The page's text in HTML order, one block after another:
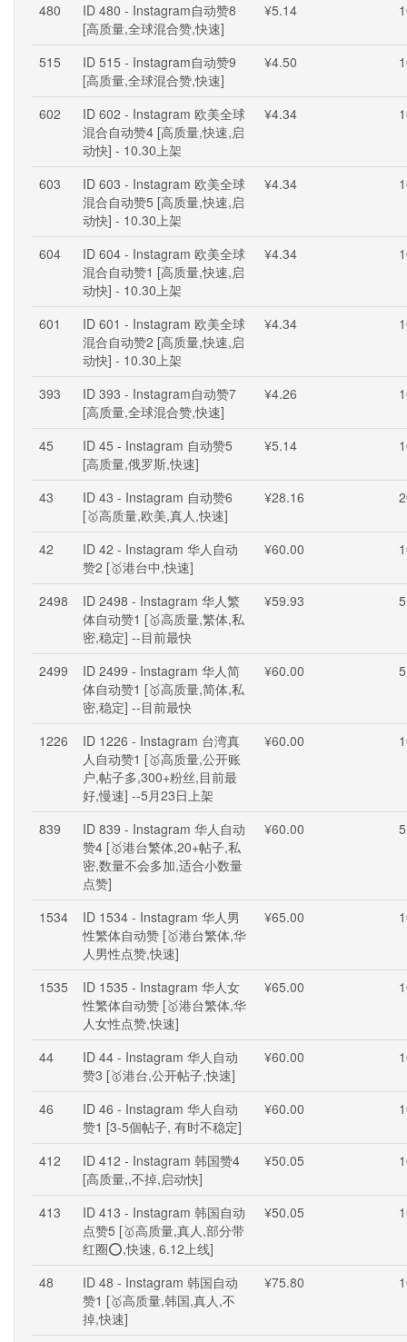
480
ID 480 - Instagram自动赞8
[高质量,全球混合赞,快速]
¥5.14
515
ID 515 - Instagram自动赞9
[高质量,全球混合赞,快速]
¥4.50
602
ID 602 - Instagram 欧美全球
混合自动赞4 [高质量,快速,启
动快] - 10.30上架
¥4.34
603
ID 603 - Instagram 欧美全球
混合自动赞5 [高质量,快速,启
动快] - 10.30上架
¥4.34
604
ID 604 - Instagram 欧美全球
混合自动赞1 [高质量,快速,启
动快] - 10.30上架
¥4.34
601
ID 601 - Instagram 欧美全球
混合自动赞2 [高质量,快速,启
动快] - 10.30上架
¥4.34
393
ID 393 - Instagram自动赞7
[高质量,全球混合赞,快速]
¥4.26
45
ID 45 - Instagram 自动赞5
[高质量,俄罗斯,快速]
¥5.14
43
ID 43 - Instagram 自动赞6
[🥇高质量,欧美,真人,快速]
¥28.16
42
ID 42 - Instagram 华人自动
赞2 [🥇港台中,快速]
¥60.00
2498
ID 2498 - Instagram 华人繁
体自动赞1 [🥇高质量,繁体,私
密,稳定] --目前最快
¥59.93 5
2499
ID 2499 - Instagram 华人简
体自动赞1 [🥇高质量,简体,私
密,稳定] --目前最快
¥60.00 5
1226
ID 1226 - Instagram 台湾真
人自动赞1 [🥇高质量,公开账
户,帖子多,300+粉丝,目前最
好,慢速] --5月23日上架
¥60.00
839
ID 839 - Instagram 华人自动
赞4 [🥇港台繁体,20+帖子,私
密,数量不会多加,适合小数量
点赞]
¥60.00 5
1534
ID 1534 - Instagram 华人男
性繁体自动赞 [🥇港台繁体,华
人男性点赞,快速]
¥65.00
1535
ID 1535 - Instagram 华人女
性繁体自动赞 [🥇港台繁体,华
人女性点赞,快速]
¥65.00
44
ID 44 - Instagram 华人自动
赞3 [🥇港台,公开帖子,快速]
¥60.00
46
ID 46 - Instagram 华人自动
赞1 [3-5個帖子, 有时不稳定]
¥60.00
412
ID 412 - Instagram 韩国赞4
[高质量,,不掉,启动快]
¥50.05
413
ID 413 - Instagram 韩国自动
点赞5 [🥇高质量,真人,部分带
红圈⭕,快速, 6.12上线]
¥50.05
48
ID 48 - Instagram 韩国自动
赞1 [🥇高质量,韩国,真人,不
掉,快速]
¥75.80